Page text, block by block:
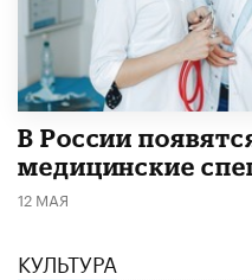
В России
медицинские
12 МАЯ
КУЛЬТУРА